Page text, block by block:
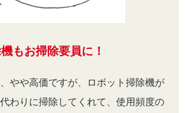
もお掃除要員に！
やや高価ですが、ロボット掃除機が
わりに掃除してくれて、使用頻度の